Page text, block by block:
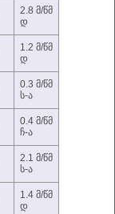
2.8 მ/წმ
დ
1.2 მ/წმ
დ
0.3 მ/წმ
ს-ა
0.4 მ/წმ
ჩ-ა
2.1 მ/წმ
ს-ა
1.4 მ/წმ
დ